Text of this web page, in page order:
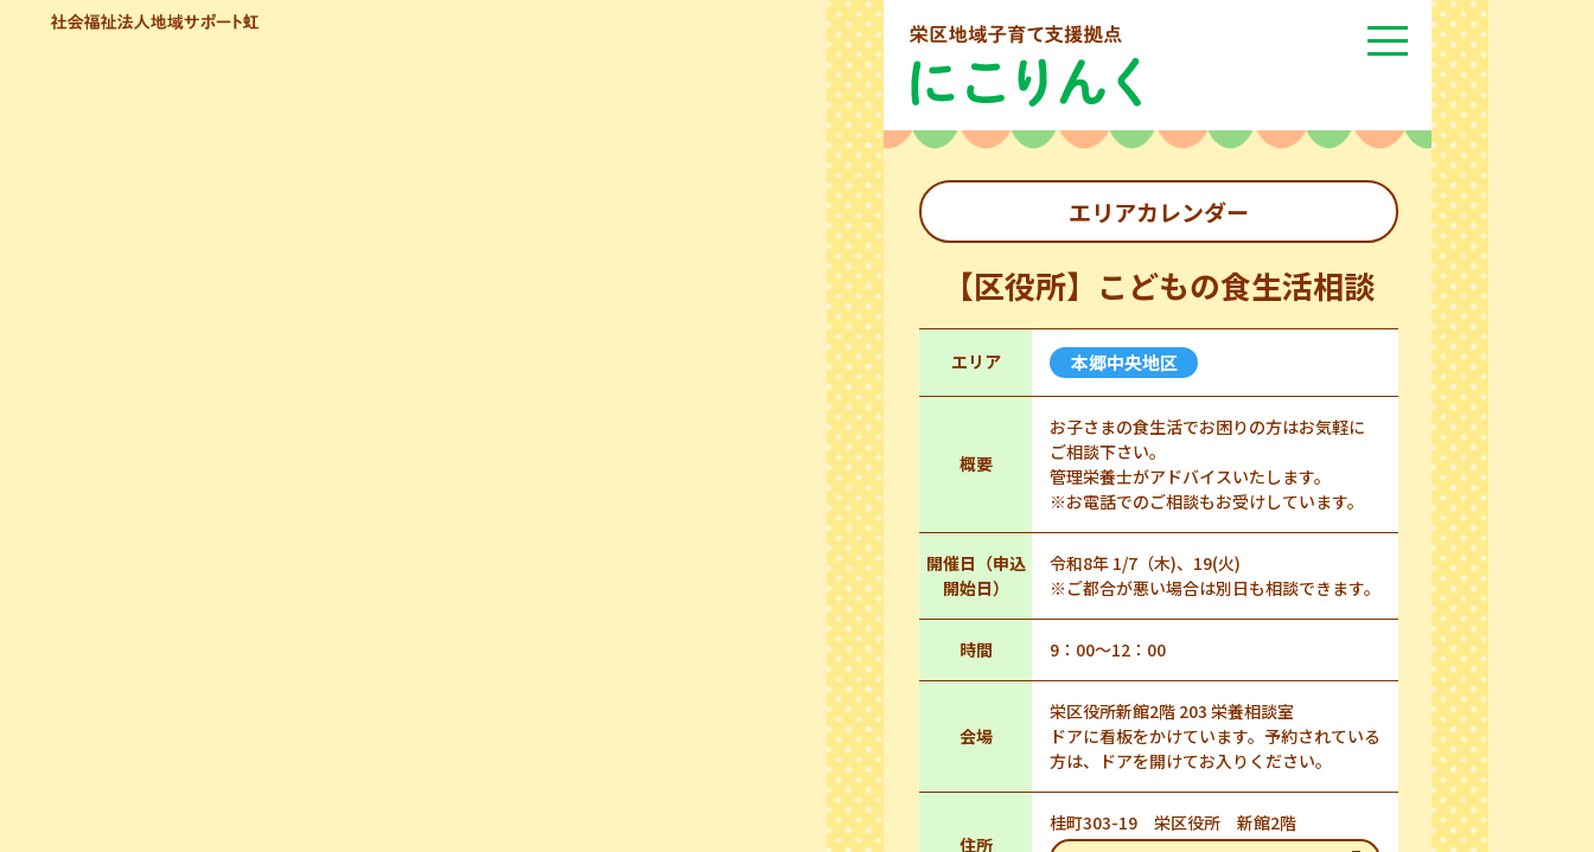
エリアカレンダー
【区役所】こどもの食生活相談
エリア 本郷中央地区
概要
お子さまの食生活でお困りの方はお気軽に
ご相談下さい。
管理栄養士がアドバイスいたします。
※お電話でのご相談もお受けしています。
開催日（申込
開始日）
令和8年 1/7（木)、19(火)
※ご都合が悪い場合は別日も相談できます。
時間 9：00～12：00
会場
栄区役所新館2階 203 栄養相談室
ドアに看板をかけています。予約されている
方は、ドアを開けてお入りください。
住所
桂町303-19 栄区役所 新館2階